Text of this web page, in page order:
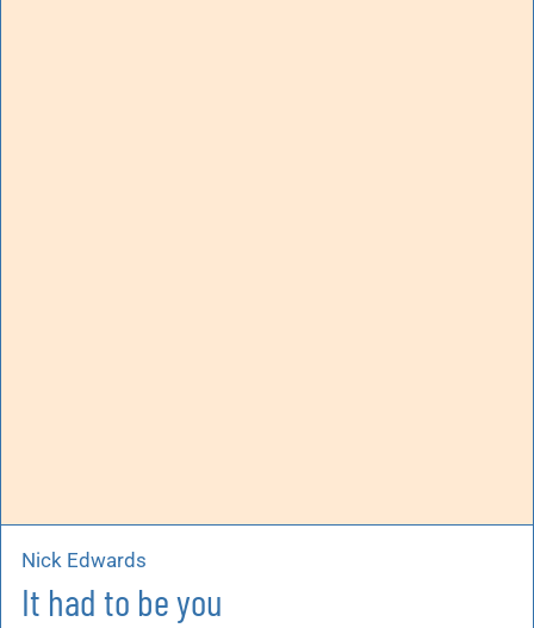
Nick Edwards
It had to be you